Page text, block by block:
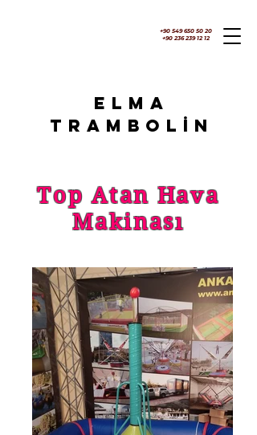
ELMA
TRAMBOLİN
+90 549 650 50 20
+90 236 239 12 12
Top Atan Hava
Makinası